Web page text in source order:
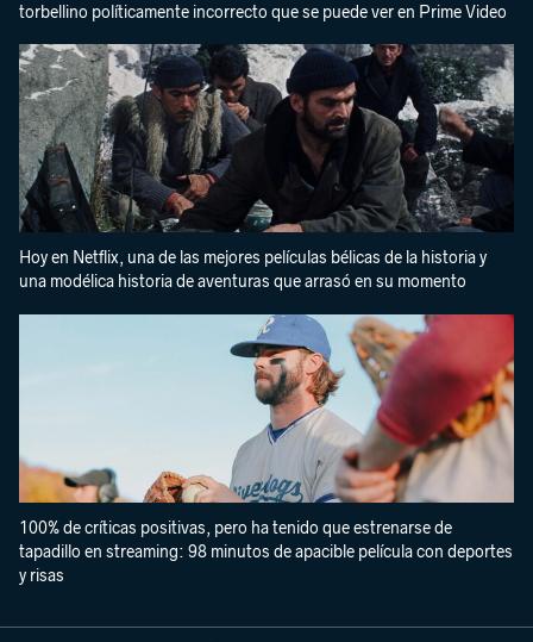
torbellino políticamente incorrecto que se puede ver en Prime Video
Hoy en Netflix, una de las mejores películas bélicas de la historia y
una modélica historia de aventuras que arrasó en su momento
100% de críticas positivas, pero ha tenido que estrenarse de
tapadillo en streaming: 98 minutos de apacible película con deportes
y risas